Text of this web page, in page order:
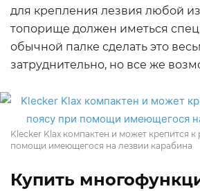
для крепления лезвия любой
топорище должен иметься
обычной палке сделать это
затруднительно, но все же
Klecker Klax компактен и может крепится
помощи имеющегося на лезвии карабина
Купить